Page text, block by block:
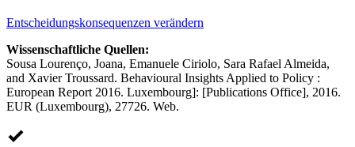
Entscheidungskonsequenzen verändern
Wissenschaftliche Quellen:
Sousa Lourenço, Joana, Emanuele Ciriolo, Sara Rafael Almeida,
and Xavier Troussard. Behavioural Insights Applied to Policy :
European Report 2016. Luxembourg]: [Publications Office], 2016.
EUR (Luxembourg), 27726. Web.